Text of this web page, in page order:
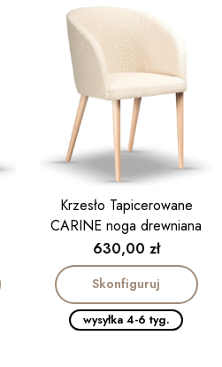
Krzesło Tapicerowane
CARINE noga drewniana
Cena
630,00 zł
Skonfiguruj
wysyłka 4-6 tyg.